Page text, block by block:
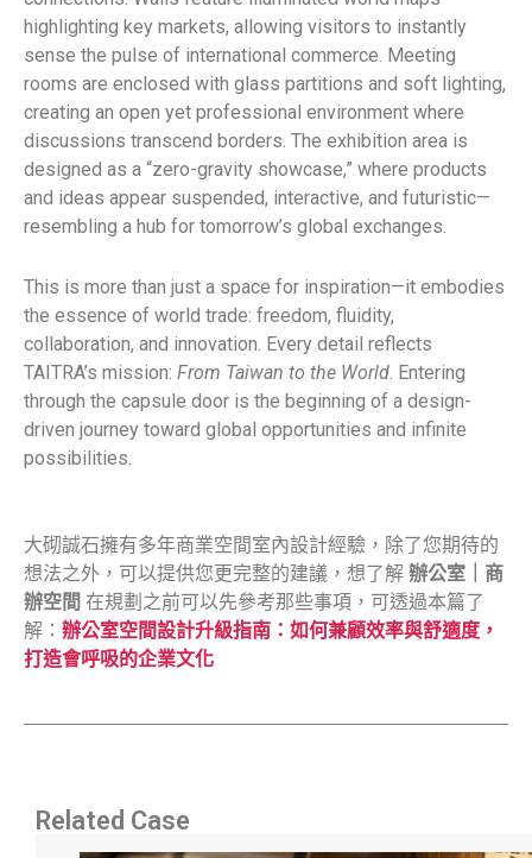
highlighting key markets, allowing visitors to instantly
sense the pulse of international commerce. Meeting
rooms are enclosed with glass partitions and soft lighting,
creating an open yet professional environment where
discussions transcend borders. The exhibition area is
designed as a “zero-gravity showcase,” where products
and ideas appear suspended, interactive, and futuristic—
resembling a hub for tomorrow’s global exchanges.
This is more than just a space for inspiration—it embodies
the essence of world trade: freedom, fluidity,
collaboration, and innovation. Every detail reflects
TAITRA’s mission: From Taiwan to the World. Entering
through the capsule door is the beginning of a design-
driven journey toward global opportunities and infinite
possibilities.
大砌誠石擁有多年商業空間室內設計經驗，除了您期待的
想法之外，可以提供您更完整的建議，想了解 辦公室｜商
辦空間 在規劃之前可以先參考那些事項，可透過本篇了
解： 辦公室空間設計升級指南：如何兼顧效率與舒適度，
打造會呼吸的企業文化
Related Case